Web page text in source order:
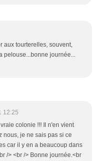
aux tourterelles, souvent,
pelouse...bonne journée...
12:25
colonie !!! Il n'en vient
nous, je ne sais pas si ce
car il y en a beaucoup dans
/> <br /> Bonne journée.<br